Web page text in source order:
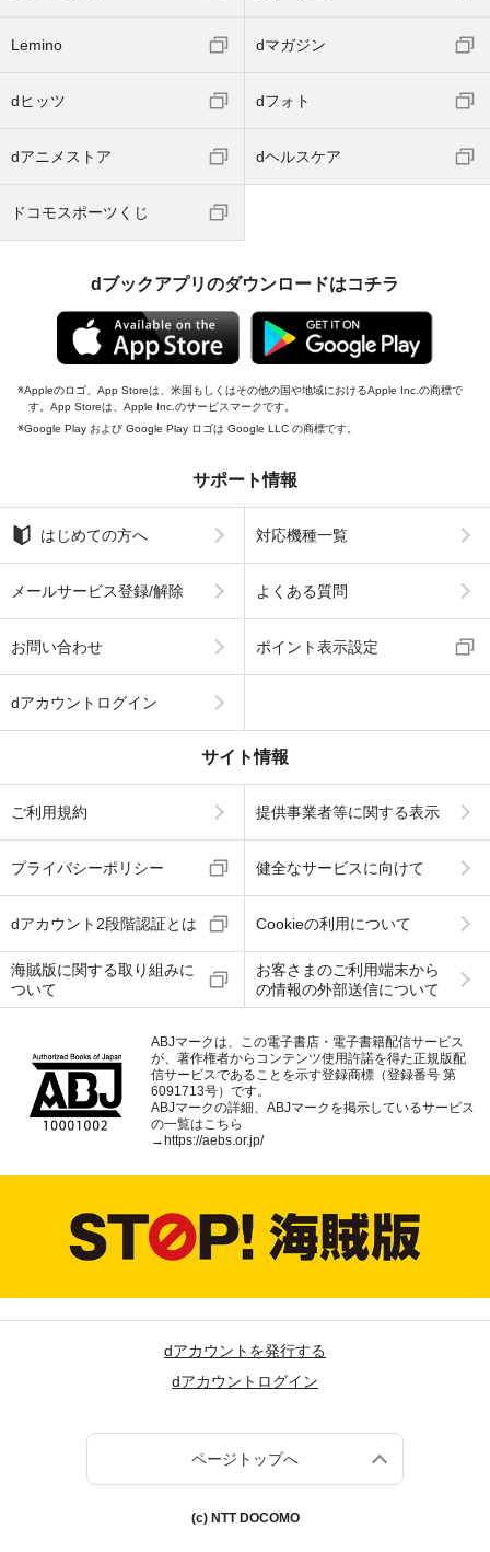
Lemino dマガジン
dヒッツ dフォト
dアニメストア dヘルスケア
ドコモスポーツくじ
dブックアプリのダウンロードはコチラ
Appleのロゴ、App Storeは、米国もしくはその他の国や地域におけるApple Inc.の商標で
す。App Storeは、Apple Inc.のサービスマークです。
Google Play および Google Play ロゴは Google LLC の商標です。
サポート情報
はじめての方へ 対応機種一覧
メールサービス登録/解除 よくある質問
お問い合わせ ポイント表示設定
dアカウントログイン
サイト情報
ご利用規約 提供事業者等に関する表示
プライバシーポリシー 健全なサービスに向けて
dアカウント2段階認証とは Cookieの利用について
海賊版に関する取り組みに
ついて
お客さまのご利用端末から
の情報の外部送信について
ABJマークは、この電子書店・電子書籍配信サービス
が、著作権者からコンテンツ使用許諾を得た正規版配
信サービスであることを示す登録商標（登録番号 第
6091713号）です。
ABJマークの詳細、ABJマークを掲示しているサービス
の一覧はこちら
→ https://aebs.or.jp/
dアカウントを発行する
dアカウントログイン
ページトップへ
(c) NTT DOCOMO